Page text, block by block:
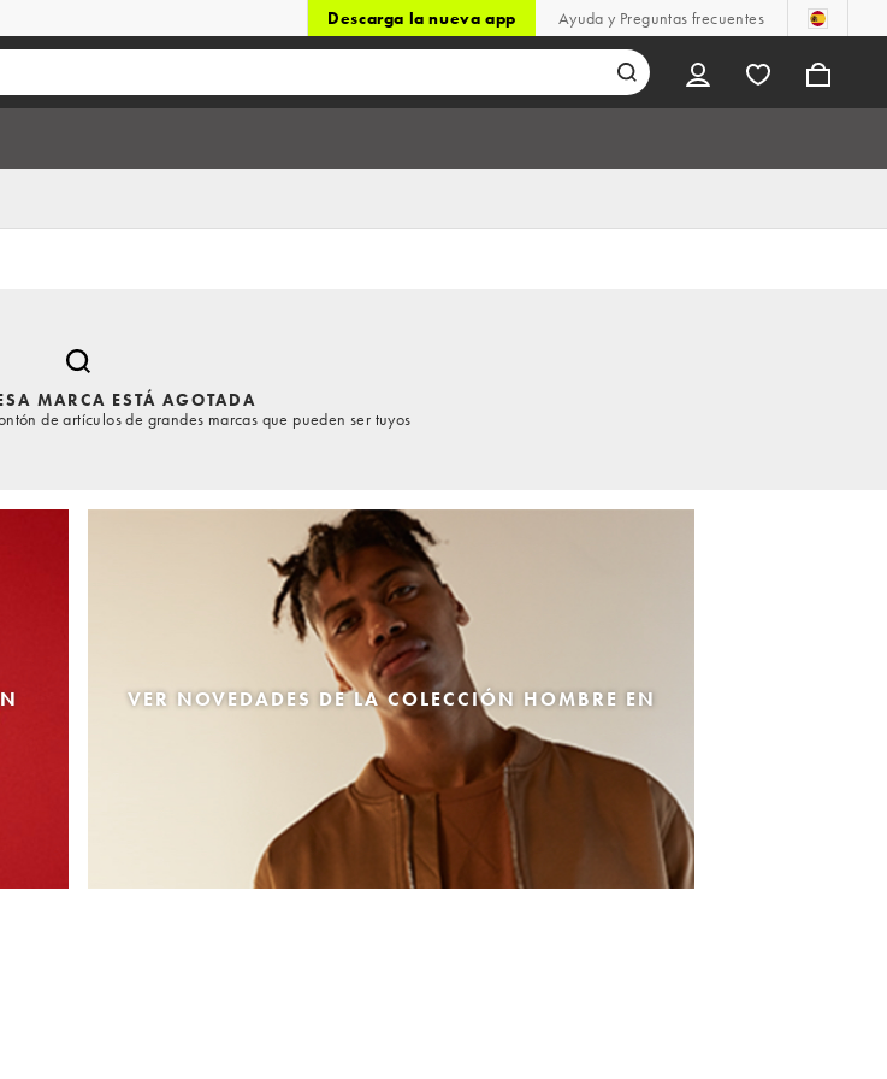
Descarga la nueva app Ayuda y Preguntas frecuentes
MARCA ESTÁ AGOTADA
de artículos de grandes marcas que pueden ser tuyos
VER NOVEDADES DE LA COLECCIÓN HOMBRE EN